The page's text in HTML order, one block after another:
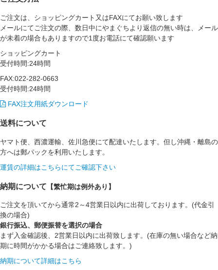
ご注文は、ショッピングカート又はFAXにてお願い致します
メールにてご注文の際、数日中にやまぐちより返信の無い時は、メール
が未着の場合もありますので1度お電話にて確認願います
ショッピングカート
受付時間:24時間
FAX:022-282-0663
受付時間:24時間
FAX注文用紙ダウンロード
送料について
ヤマト便、西濃運輸、佐川急便にて配達いたします。但し沖縄・離島の
方へは郵パックを利用いたします。
運賃の詳細はこちらにてご確認下さい
納期について 【繁忙期は例外あり】
ご注文を頂いてから通常2～4営業日以内に出荷しております。(代金引
換の場合)
銀行振込、郵便振替を選択の場合
まず入金確認後、2営業日以内に出荷致します。(在庫の無い場合など納
期に時間がかかる場合はご連絡致します。)
納期について詳細はこちら